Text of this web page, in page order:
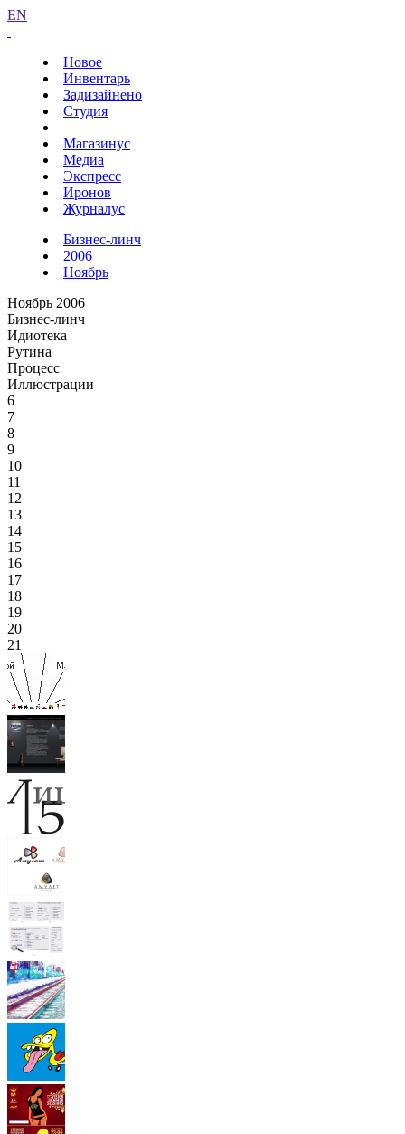
EN
Новое
Инвентарь
Задизайнено
Студия
Магазинус
Медиа
Экспресс
Иронов
Журналус
Бизнес-линч
2006
Ноябрь
Ноябрь 2006
Бизнес-линч
Идиотека
Рутина
Процесс
Иллюстрации
6
7
8
9
10
11
12
13
14
15
16
17
18
19
20
21